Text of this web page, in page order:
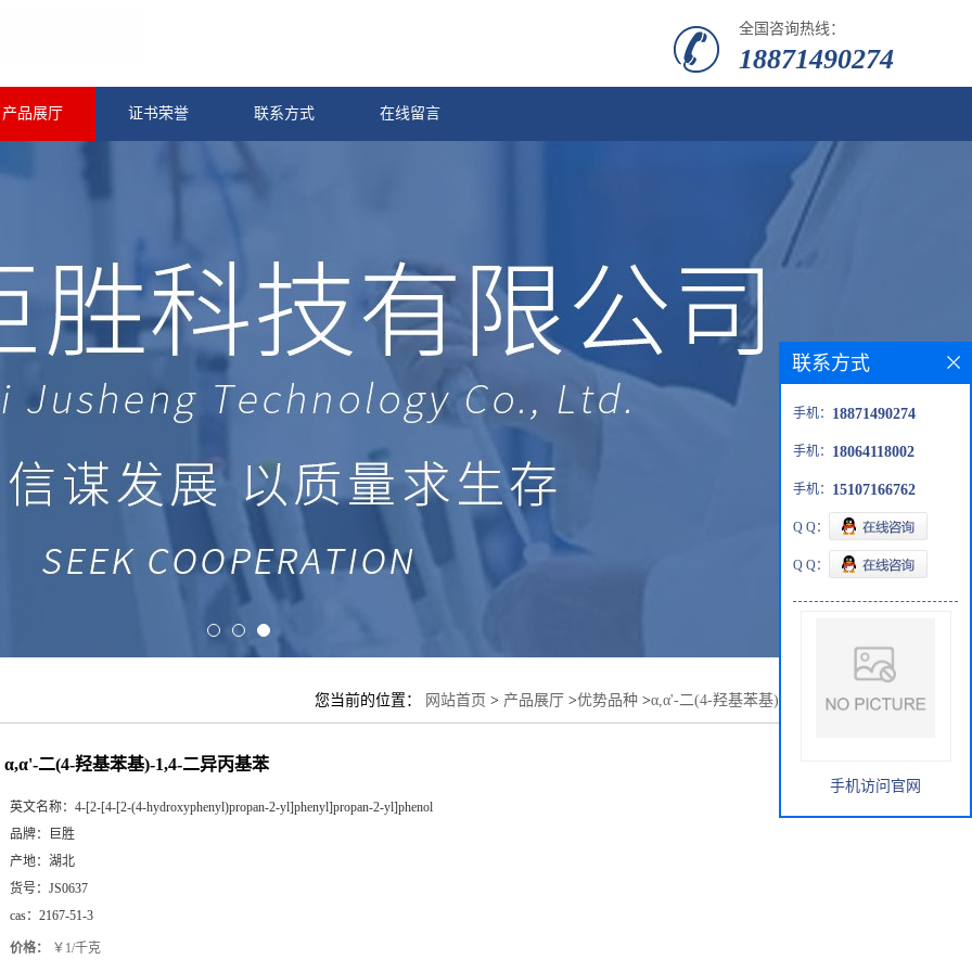
全国咨询热线：
18871490274
产品展厅 证书荣誉 联系方式 在线留言
您当前的位置： 网站首页 > 产品展厅 >优势品种 >α,α'-二(4-羟基苯基)-1,4-二异丙基苯
α,α'-二(4-羟基苯基)-1,4-二异丙基苯
英文名称： 4-[2-[4-[2-(4-hydroxyphenyl)propan-2-yl]phenyl]propan-2-yl]phenol
品牌：
巨胜
产地： 湖北
货号： JS0637
cas： 2167-51-3
价格： ￥1/千克
联系方式
手机： 18871490274
手机： 18064118002
手机： 15107166762
Q Q：
Q Q：
手机访问官网